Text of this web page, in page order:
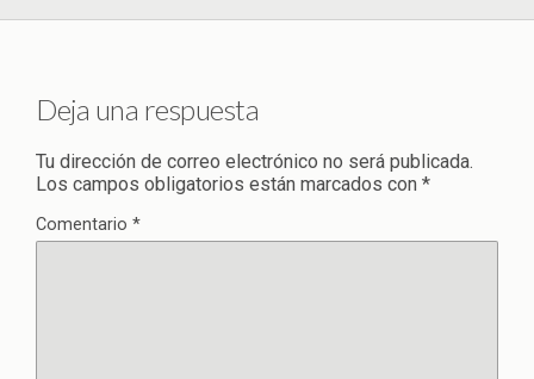
Deja una respuesta
Tu dirección de correo electrónico no será publicada.
Los campos obligatorios están marcados con *
Comentario *